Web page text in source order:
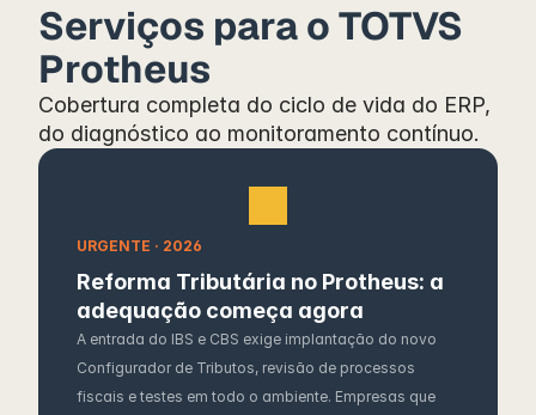
Serviços para o TOTVS
Protheus
Cobertura completa do ciclo de vida do ERP,
do diagnóstico ao monitoramento contínuo.
URGENTE · 2026
Reforma Tributária no Protheus: a
adequação começa agora
A entrada do IBS e CBS exige implantação do novo
Configurador de Tributos, revisão de processos
fiscais e testes em todo o ambiente. Empresas que